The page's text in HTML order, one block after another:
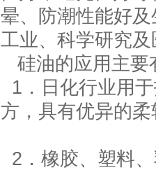
晕、防潮性能好
工业、科学研究
硅油的应用主要
1．日化行业用
方，具有优异的
2．橡胶、塑料